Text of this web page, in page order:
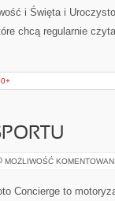
i Święta i
chcą regularnie
MOŻLIWOŚĆ
Concierge to